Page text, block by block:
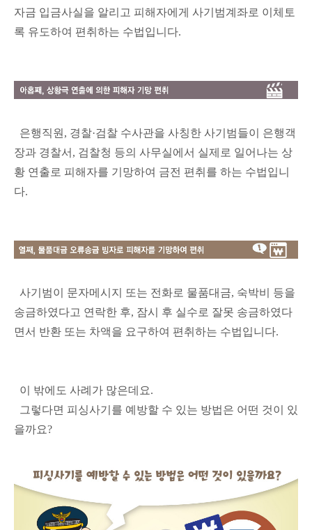
자금 입금사실을 알리고 피해자에게 사기범계좌로 이체토
록 유도하여 편취하는 수법입니다.
은행직원, 경찰·검찰 수사관을 사칭한 사기범들이 은행객
장과 경찰서, 검찰청 등의 사무실에서 실제로 일어나는 상
황 연출로 피해자를 기망하여 금전 편취를 하는 수법입니
다.
사기범이 문자메시지 또는 전화로 물품대금, 숙박비 등을
송금하였다고 연락한 후, 잠시 후 실수로 잘못 송금하였다
면서 반환 또는 차액을 요구하여 편취하는 수법입니다.
이 밖에도 사례가 많은데요.
그렇다면 피싱사기를 예방할 수 있는 방법은 어떤 것이 있
을까요?